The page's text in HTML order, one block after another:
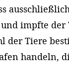
impfte
der Tiere
handeln,